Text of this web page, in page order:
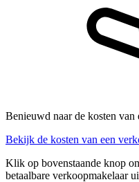
Benieuwd naar de kosten
Bekijk de kosten van een
Klik op bovenstaande knop
betaalbare verkoopmakelaar